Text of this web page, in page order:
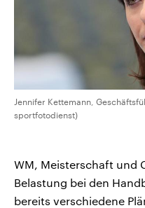
Jennifer Kettemann,
sportfotodienst)
WM, Meisterschaft und
Belastung bei den
bereits verschiedene